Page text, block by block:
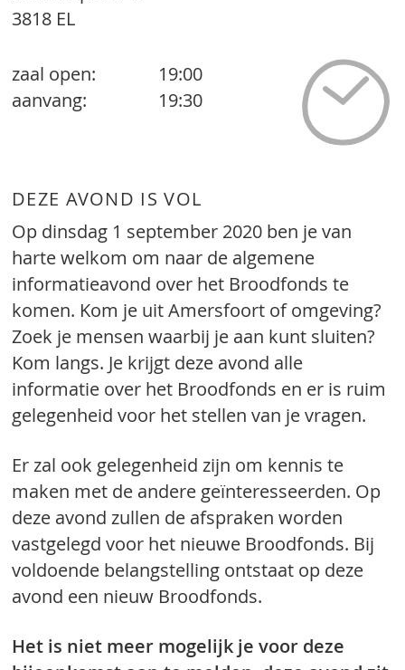
3818 EL
zaal open:
19:00
aanvang:
19:30
DEZE AVOND IS VOL
Op dinsdag 1 september 2020 ben je van
harte welkom om naar de algemene
informatieavond over het Broodfonds te
komen. Kom je uit Amersfoort of omgeving?
Zoek je mensen waarbij je aan kunt sluiten?
Kom langs. Je krijgt deze avond alle
informatie over het Broodfonds en er is ruim
gelegenheid voor het stellen van je vragen.
Er zal ook gelegenheid zijn om kennis te
maken met de andere geïnteresseerden. Op
deze avond zullen de afspraken worden
vastgelegd voor het nieuwe Broodfonds. Bij
voldoende belangstelling ontstaat op deze
avond een nieuw Broodfonds.
Het is niet meer mogelijk je voor deze